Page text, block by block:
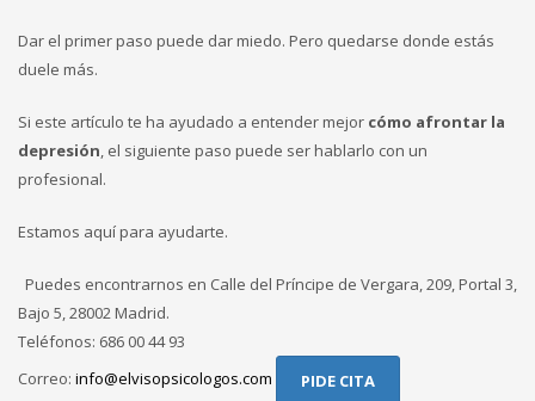
Dar el primer paso puede dar miedo. Pero quedarse donde estás
duele más.
Si este artículo te ha ayudado a entender mejor cómo afrontar la
depresión, el siguiente paso puede ser hablarlo con un
profesional.
Estamos aquí para ayudarte.
Puedes encontrarnos en Calle del Príncipe de Vergara, 209, Portal 3,
Bajo 5, 28002 Madrid.
Teléfonos: 686 00 44 93
Correo: info@elvisopsicologos.com PIDE CITA